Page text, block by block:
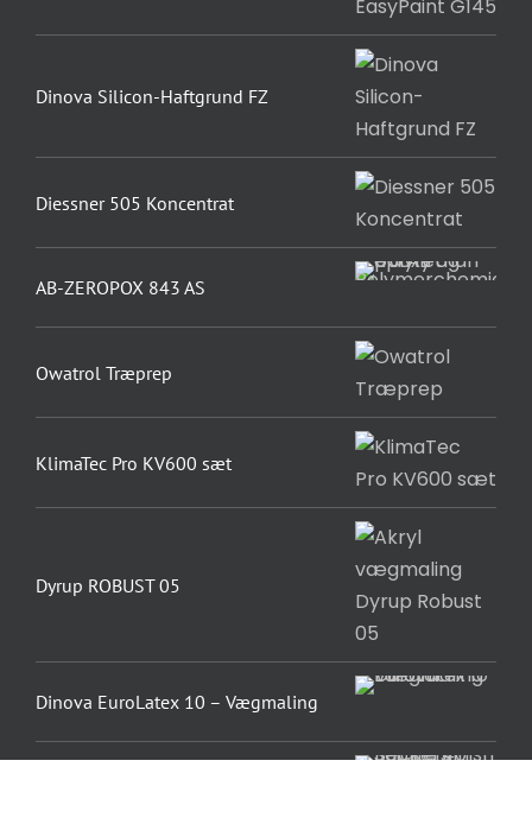
Dinova Silicon-Haftgrund FZ
Diessner 505 Koncentrat
AB-ZEROPOX 843 AS
Owatrol Træprep
KlimaTec Pro KV600 sæt
Dyrup ROBUST 05
Dinova EuroLatex 10 – Vægmaling